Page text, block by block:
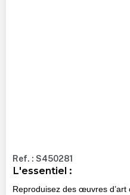
Ref. : S450281
L'essentiel :
Reproduisez des œuvres